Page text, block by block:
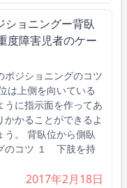
ショニングー背臥
度障害児者のケー
ポジショニングのコツ
は上側を向いている
うに指示面を作ってあ
かることができるよ
う。 背臥位から側臥
のコツ １ 下肢を持
2017年2月18日